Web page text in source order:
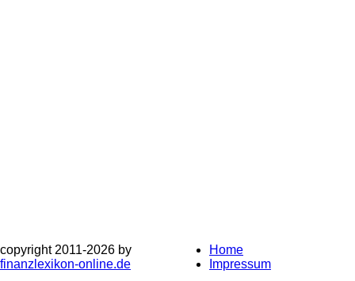
copyright 2011-2026 by
finanzlexikon-online.de
Home
Impressum